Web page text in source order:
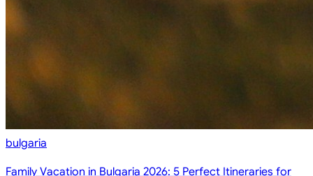
bulgaria
Family Vacation in Bulgaria 2026: 5 Perfect Itineraries for